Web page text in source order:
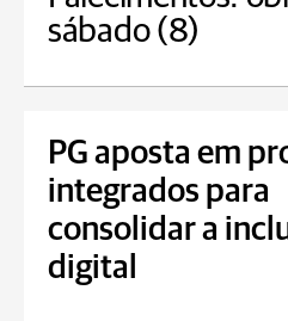
sábado (8)
PG aposta em
integrados para
consolidar a
digital